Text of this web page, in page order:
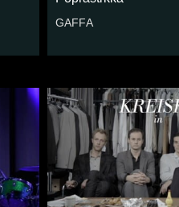
GAFFA